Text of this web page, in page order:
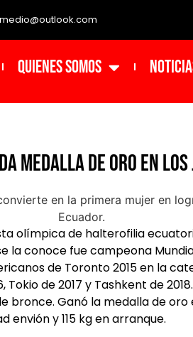
Quienes Somos
medalla de Oro en los
olímpica de halterofilia
la conoce fue campeona
de Toronto 2015 en la
de 2017 y Tashkent de
bronce. Ganó la medalla de oro
envión y 115 kg en arranque.